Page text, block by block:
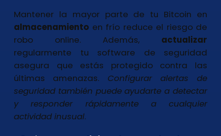
Mantener la mayor parte de tu Bitcoin en
almacenamiento en frío reduce el riesgo de
robo online. Además, actualizar
regularmente tu software de seguridad
asegura que estás protegido contra las
últimas amenazas. Configurar alertas de
seguridadtambién puede ayudarte a detectar
y responder rápidamente a cualquier
actividad inusual.